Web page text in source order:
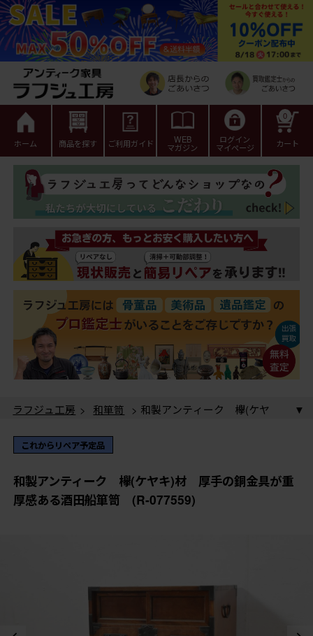
ホーム 商品を探す ご利用ガイド WEB
マガジン
ログイン
マイページ カート
0
ラフジュ工房 > 和箪笥
077559)
ラフジュ工房 > 和箪笥
ク 欅(ケヤキ)材 厚手の銅金具が重厚感ある酒田船箪
笥 (R-077559)
これからリペア予定品
和製アンティーク 欅(ケヤキ)材 厚手の銅金具が重
厚感ある酒田船箪笥 (R-077559)